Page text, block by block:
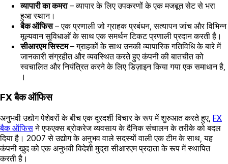
व्यापारी का कमरा– व्यापार के लिए उपकरणों के एक मजबूत सेट से भरा
हुआ स्थान।
बैक ऑफिस– एक प्रणाली जो ग्राहक प्रबंधन, सत्यापन जांच और विभिन्न
मूल्यवान सुविधाओं के साथ एक समर्थन टिकट प्रणाली प्रदान करती है।
सीआरएम सिस्टम– ग्राहकों के साथ उनकी व्यापारिक गतिविधि के बारे में
जानकारी संग्रहीत और व्यवस्थित करते हुए कंपनी की बातचीत को
स्वचालित और नियंत्रित करने के लिए डिज़ाइन किया गया एक समाधान है,
।
FX बैक ऑफिस
अनुभवी उद्योग पेशेवरों के बीच एक दूरदर्शी विचार के रूप में शुरुआत करते हुए, FX
बैक ऑफिसने एफएक्स ब्रोकरेज व्यवसाय के दैनिक संचालन के तरीके को बदल
दिया है। 2007 से उद्योग के अनुभव वाले सदस्यों वाली एक टीम के साथ, यह
कंपनी खुद को एक अनुभवी विदेशी मुद्रा सीआरएम प्रदाता के रूप में स्थापित
करती है।